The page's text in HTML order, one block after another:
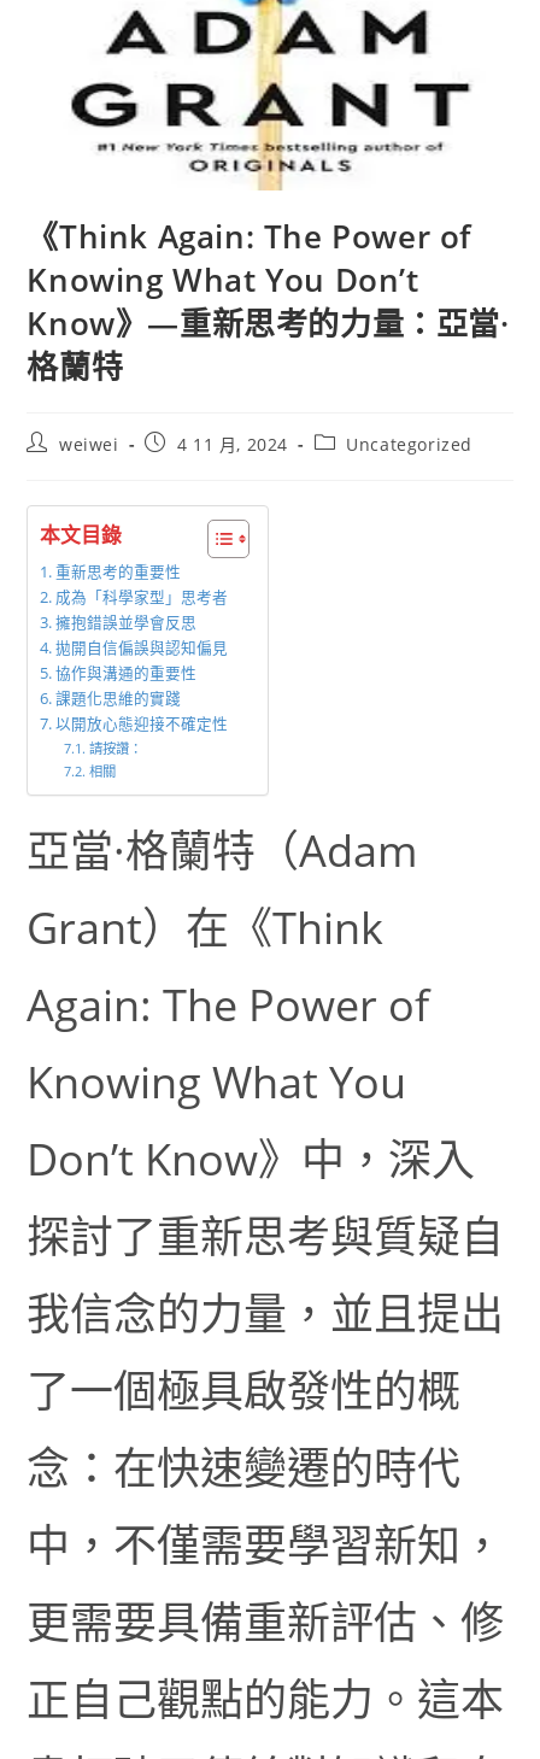
《Think Again: The Power of
Knowing What You Don’t
Know》—重新思考的力量：亞當·
格蘭特
Postweiwei
Post4 11 月, 2024
PostUncategorized
本文目錄
重新思考的重要性
成為「科學家型」思考者
擁抱錯誤並學會反思
拋開自信偏誤與認知偏見
協作與溝通的重要性
課題化思維的實踐
以開放心態迎接不確定性
請按讚：
相關
亞當·格蘭特（Adam
Grant）在《Think
Again: The Power of
Knowing What You
Don’t Know》中，深入
探討了重新思考與質疑自
我信念的力量，並且提出
了一個極具啟發性的概
念：在快速變遷的時代
中，不僅需要學習新知，
更需要具備重新評估、修
正自己觀點的能力。這本